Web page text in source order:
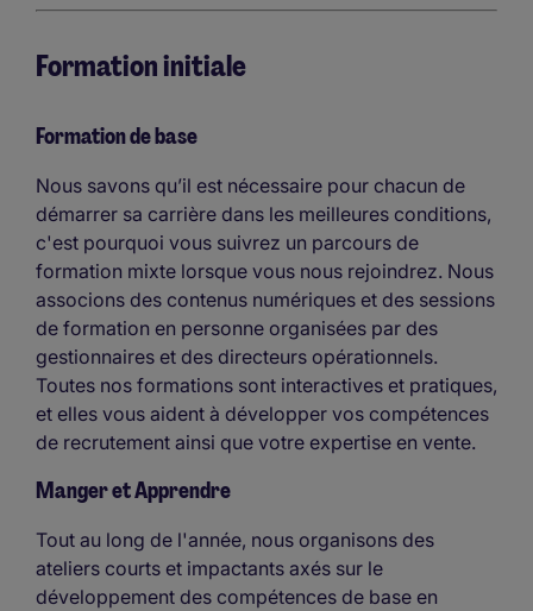
Formation initiale
Formation de base
Nous savons qu’il est nécessaire pour chacun de
démarrer sa carrière dans les meilleures conditions,
c'est pourquoi vous suivrez un parcours de
formation mixte lorsque vous nous rejoindrez. Nous
associons des contenus numériques et des sessions
de formation en personne organisées par des
gestionnaires et des directeurs opérationnels.
Toutes nos formations sont interactives et pratiques,
et elles vous aident à développer vos compétences
de recrutement ainsi que votre expertise en vente.
Manger et Apprendre
Tout au long de l'année, nous organisons des
ateliers courts et impactants axés sur le
développement des compétences de base en